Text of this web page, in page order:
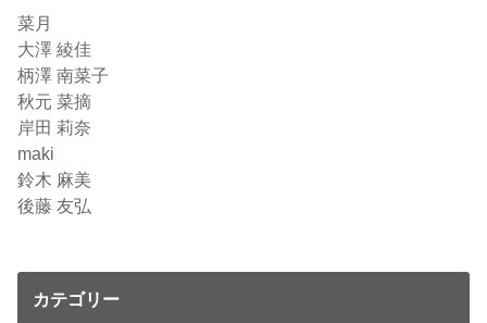
菜月
大澤 綾佳
柄澤 南菜子
秋元 菜摘
岸田 莉奈
maki
鈴木 麻美
後藤 友弘
カテゴリー